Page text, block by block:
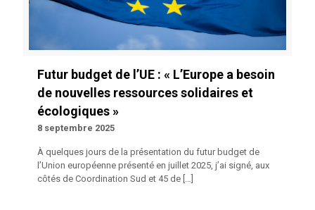
Futur budget de l’UE : « L’Europe a besoin
de nouvelles ressources solidaires et
écologiques »
8 septembre 2025
À quelques jours de la présentation du futur budget de
l’Union européenne présenté en juillet 2025, j’ai signé, aux
côtés de Coordination Sud et 45 de